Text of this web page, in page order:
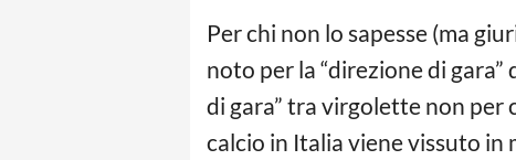
Per chi non lo sapesse (ma
noto per la “direzione di
di gara” tra virgolette non per
calcio in Italia viene vissuto in